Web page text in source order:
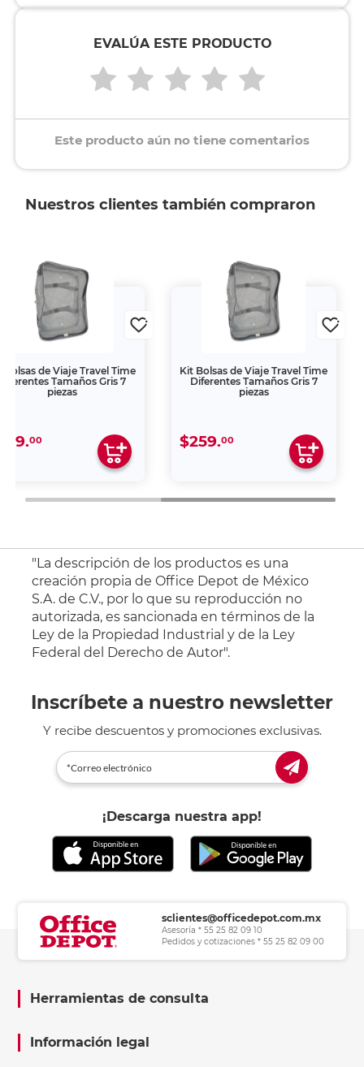
EVALÚA ESTE PRODUCTO
Este producto aún no tiene comentarios
Nuestros clientes también compraron
Bolsas de Viaje Travel Time
Tamaños Gris 7
piezas
00
Kit Bolsas de Viaje Travel Time
Diferentes Tamaños Gris 7
piezas
$259.00
"La descripción de los productos es una
creación propia de Office Depot de México
S.A. de C.V., por lo que su reproducción no
autorizada, es sancionada en términos de la
Ley de la Propiedad Industrial y de la Ley
Federal del Derecho de Autor".
Inscríbete a nuestro newsletter
Y recibe descuentos y promociones exclusivas.
¡Descarga nuestra app!
sclientes@officedepot.com.mx
Asesoría * 55 25 82 09 10
Pedidos y cotizaciones * 55 25 82 09 00
Herramientas de consulta
Información legal